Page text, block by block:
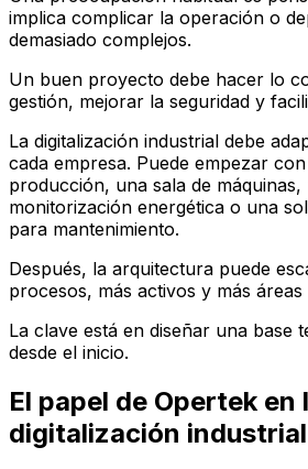
implica complicar la operación o
demasiado complejos.
Un buen proyecto debe hacer lo
gestión, mejorar la seguridad y
La digitalización industrial debe
cada empresa. Puede empezar
producción, una sala de máquinas,
monitorización energética o una
para mantenimiento.
Después, la arquitectura puede
procesos, más activos y más
La clave está en diseñar una base
desde el inicio.
El papel de Opertek en
digitalización industrial